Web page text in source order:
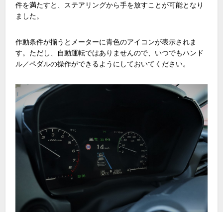
件を満たすと、ステアリングから手を放すことが可能となり
ました。
作動条件が揃うとメーターに青色のアイコンが表示されま
す。ただし、自動運転ではありませんので、いつでもハンド
ル／ペダルの操作ができるようにしておいてください。